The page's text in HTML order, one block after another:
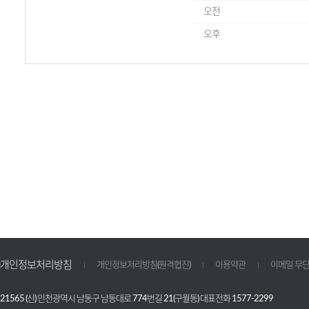
오전
오후
개인정보처리방침 개인정보처리방침(원격협진) 이용약관 이메일 무
21565 (신) 인천광역시 남동구 남동대로 774번길 21(구월동) 대표전화 1577-2299